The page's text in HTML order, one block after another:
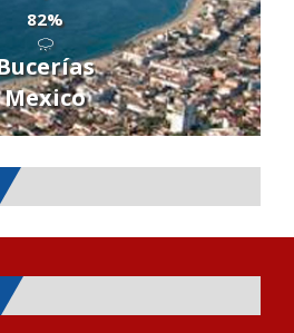
82%
Mexico